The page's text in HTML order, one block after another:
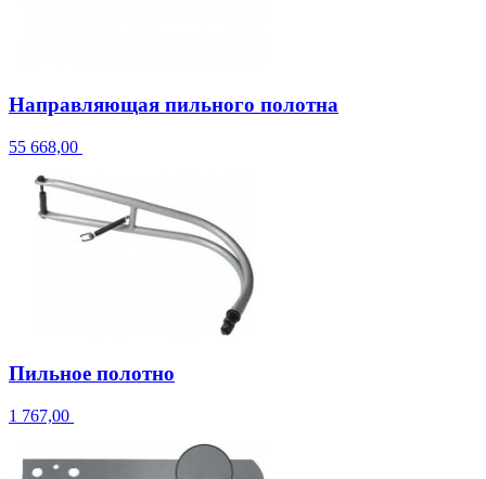
Направляющая пильного полотна
55 668,00
Пильное полотно
1 767,00